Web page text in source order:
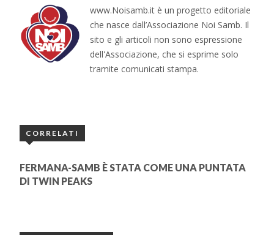
www.Noisamb.it è un progetto editoriale
che nasce dall’Associazione Noi Samb. Il
sito e gli articoli non sono espressione
dell'Associazione, che si esprime solo
tramite comunicati stampa.
CORRELATI
FERMANA-SAMB È STATA COME UNA PUNTATA
DI TWIN PEAKS